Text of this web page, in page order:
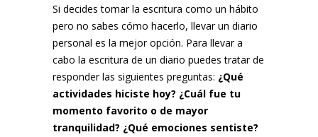
Si decides tomar la escritura como un hábito
pero no sabes cómo hacerlo, llevar un diario
personal es la mejor opción. Para llevar a
cabo la escritura de un diario puedes tratar de
responder las siguientes preguntas: ¿Qué
actividades hiciste hoy? ¿Cuál fue tu
momento favorito o de mayor
tranquilidad? ¿Qué emociones sentiste?